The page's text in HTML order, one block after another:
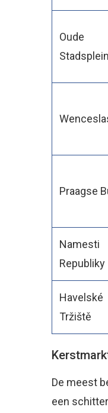
Oude
Stadsplein
Praagse
Namesti
Republiky
Havelské
Tržiště
De meest
een